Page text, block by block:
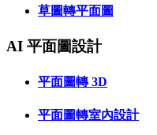
草圖轉平面圖
AI 平面圖設計
平面圖轉 3D
平面圖轉室內設計